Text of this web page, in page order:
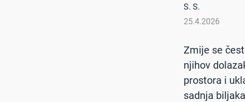
S. S.
25.4.2026
Zmije se
njihov
prostora i
sadnja